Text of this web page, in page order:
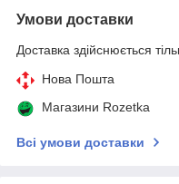
Умови доставки
Доставка здійснюється
Нова Пошта
Магазини Rozetka
Всі умови доставки